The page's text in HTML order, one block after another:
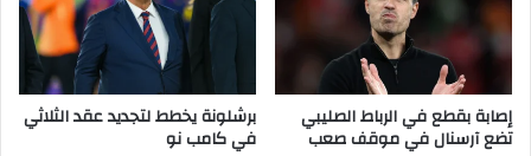
برشلونة يخطط لتجديد عقد الثلاثي
في كامب نو
إصابة بقطع في الرباط الصليبي
تضع آرسنال في موقف صعب